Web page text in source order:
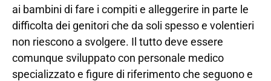
ai bambini di fare i compiti e alleggerire in parte le
difficolta dei genitori che da soli spesso e volentieri
non riescono a svolgere. Il tutto deve essere
comunque sviluppato con personale medico
specializzato e figure di riferimento che seguono e